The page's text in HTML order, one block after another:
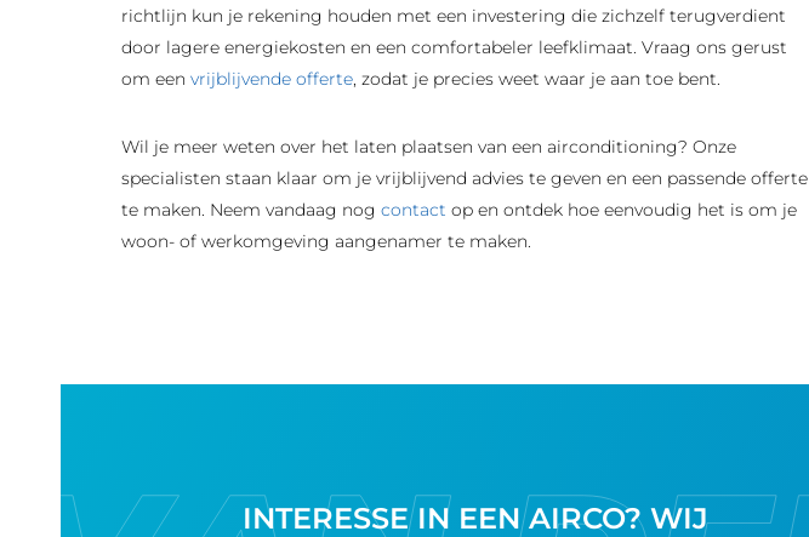
richtlijn kun je rekening houden met een investering die zichzelf terugverdient
door lagere energiekosten en een comfortabeler leefklimaat. Vraag ons gerust
om een vrijblijvende offerte, zodat je precies weet waar je aan toe bent.
Wil je meer weten over het laten plaatsen van een airconditioning? Onze
specialisten staan klaar om je vrijblijvend advies te geven en een passende offerte
te maken. Neem vandaag nog contact op en ontdek hoe eenvoudig het is om je
woon- of werkomgeving aangenamer te maken.
INTERESSE IN EEN AIRCO? WIJ